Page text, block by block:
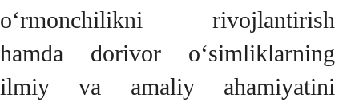
o‘rmonchilikni rivojlantirish
hamda dorivor o‘simliklarning
ilmiy va amaliy ahamiyatini